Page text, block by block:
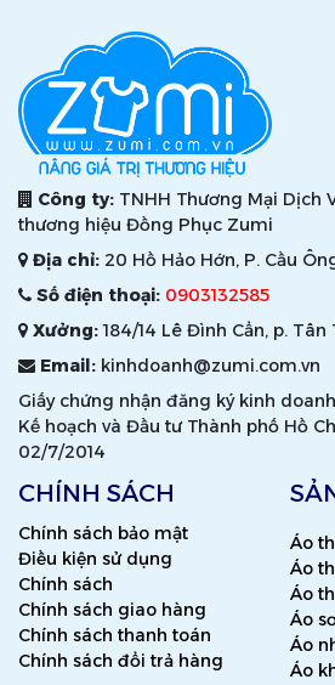
Công ty: TNHH Thương Mại Dịch
thương hiệu Đồng Phục Zumi
Địa chỉ: 20 Hồ Hảo Hớn, P. Cầu
Số điện thoại: 0903132585
Xưởng:184/14 Lê Đình Cẩn, p. Tân
Email: kinhdoanh@zumi.com.vn
Giấy chứng nhận đăng ký kinh
Kế hoạch và Đầu tư Thành phố Hồ
02/7/2014
CHÍNH SÁCH
Chính sách bảo mật
Điều kiện sử dụng
Chính sách
Chính sách giao hàng
Chính sách thanh toán
Chính sách đổi trả hàng
Áo
Áo
Áo
Áo
Áo
Áo